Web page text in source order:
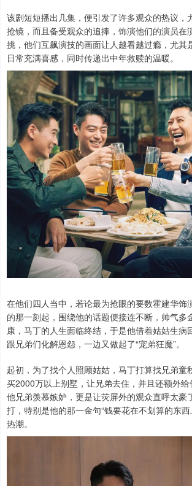
该剧短短播出几集，便引发了许多观众的热议，
抢镜，而且备受观众的追捧，饰演他们的演员在
挑，他们互飙演技的画面让人越看越过瘾，尤其
日常充满喜感，同时传递出中年救赎的温暖。
在他们四人当中，若论最为抢眼的要数霍建华饰
的那一刻起，围绕他的话题便接连不断，帅气多
康，马丁的人生面临终结，于是他借着姑姑生病
跟兄弟们化解恩怨，一边又做起了“宠弟狂魔”。
起初，为了找个人照顾姑姑，马丁打算找兄弟童
买2000万以上别墅，让兄弟去住，并且还额外
他兄弟羡慕嫉妒，更是让荧屏外的观众直呼太豪
打，特别是他的那一金句“钱要花在不划算的东
热潮。